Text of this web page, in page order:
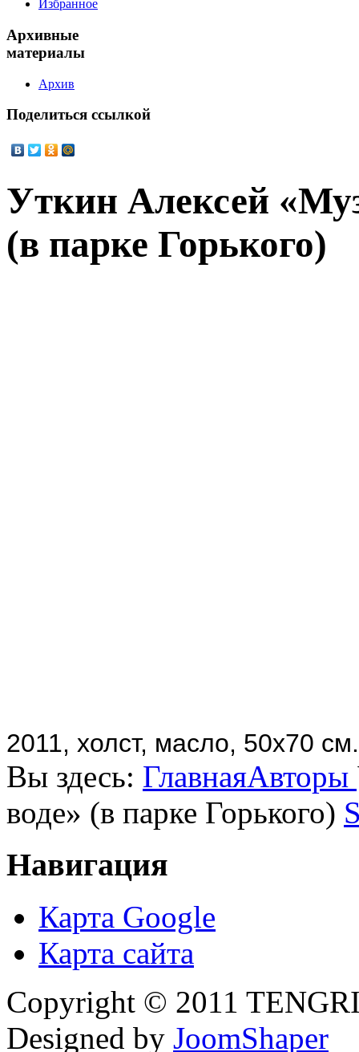
Избранное
Архивные
материалы
Архив
Поделиться ссылкой
Уткин Алексей
(в парке Горького)
2011, холст, масло, 50х70 см.
Вы здесь: ГлавнаяАвторы
воде» (в парке Горького)
Навигация
Карта Google
Карта сайта
Copyright © 2011
Designed by JoomShaper